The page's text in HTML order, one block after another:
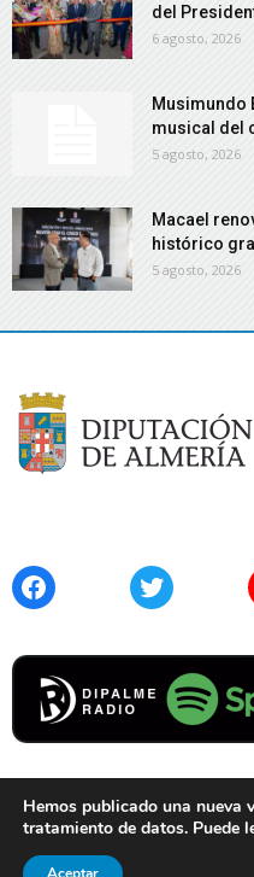
del
6 agosto, 2026
Musimundo
musical del
5 agosto, 2026
Macael
histórico
5 agosto, 2026
FacebookTwitter
Hemos publicado una nueva
tratamiento de datos. Puede